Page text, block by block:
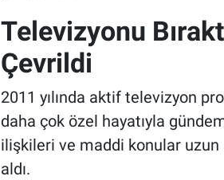
Televizyonu
Çevrildi
2011 yılında aktif televizyon
daha çok özel hayatıyla
ilişkileri ve maddi konular
aldı.